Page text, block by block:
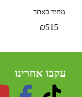
מחיר באתר
₪515
עקבו אחרינו